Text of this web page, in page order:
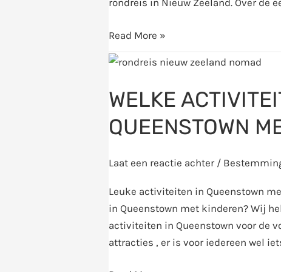
rondreis in Nieuw Zeeland. Over de
Read More »
WELKE
QUEENSTOWN
Laat een reactie achter /
Leuke activiteiten in Queenstown
in Queenstown met kinderen? Wij
activiteiten in Queenstown voor de
attracties , er is voor iedereen wel
Welke
kan
doen
Queenstown
kinderen